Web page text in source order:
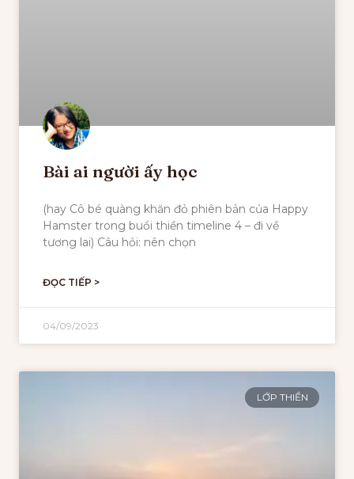
Bài ai người ấy học
(hay Cô bé quàng khăn đỏ phiên bản của Happy
Hamster trong buổi thiền timeline 4 – đi về
tương lai) Câu hỏi: nên chọn
ĐỌC TIẾP >
04/09/2023
LỚP THIỀN